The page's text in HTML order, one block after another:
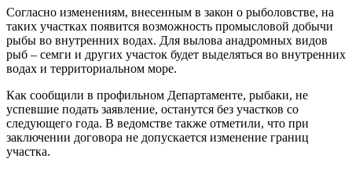
Согласно изменениям, внесенным в закон о рыболовстве, на
таких участках появится возможность промысловой добычи
рыбы во внутренних водах. Для вылова анадромных видов
рыб – семги и других участок будет выделяться во внутренних
водах и территориальном море.
Как сообщили в профильном Департаменте, рыбаки, не
успевшие подать заявление, останутся без участков со
следующего года. В ведомстве также отметили, что при
заключении договора не допускается изменение границ
участка.